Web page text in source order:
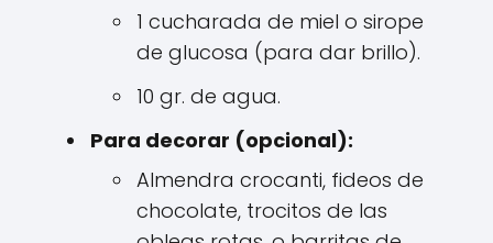
1 cucharada de miel o sirope
de glucosa (para dar brillo).
10 gr. de agua.
Para decorar (opcional):
Almendra crocanti, fideos de
chocolate, trocitos de las